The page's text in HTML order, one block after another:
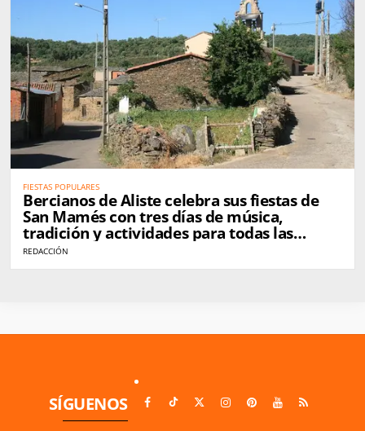
FIESTAS POPULARES
Bercianos de Aliste celebra sus fiestas de
San Mamés con tres días de música,
tradición y actividades para todas las
edades
REDACCIÓN
SÍGUENOS